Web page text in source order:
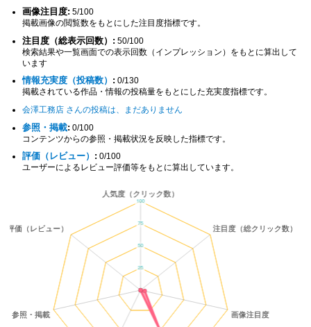
画像注目度: 5/100
掲載画像の閲覧数をもとにした注目度指標です。
注目度（総表示回数）: 50/100
検索結果や一覧画面での表示回数（インプレッション）をもとに算出して
います
情報充実度（投稿数） : 0/130
掲載されている作品・情報の投稿量をもとにした充実度指標です。
会澤工務店 さんの投稿は、まだありません
参照・掲載: 0/100
コンテンツからの参照・掲載状況を反映した指標です。
評価（レビュー） : 0/100
ユーザーによるレビュー評価等をもとに算出しています。